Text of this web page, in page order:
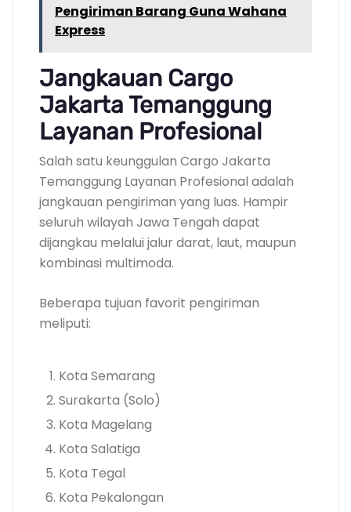
Pengiriman Barang Guna Wahana
Express
Jangkauan Cargo
Jakarta Temanggung
Layanan Profesional
Salah satu keunggulan Cargo Jakarta
Temanggung Layanan Profesional adalah
jangkauan pengiriman yang luas. Hampir
seluruh wilayah Jawa Tengah dapat
dijangkau melalui jalur darat, laut, maupun
kombinasi multimoda.
Beberapa tujuan favorit pengiriman
meliputi:
Kota Semarang
Surakarta (Solo)
Kota Magelang
Kota Salatiga
Kota Tegal
Kota Pekalongan